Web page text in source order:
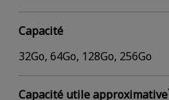
Capacité
32Go, 64Go, 128Go, 256Go
Capacité utile approximative